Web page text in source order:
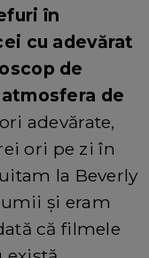
în
cu adevărat
de
de
adevărate,
ori pe zi în
la Beverly
și eram
că filmele